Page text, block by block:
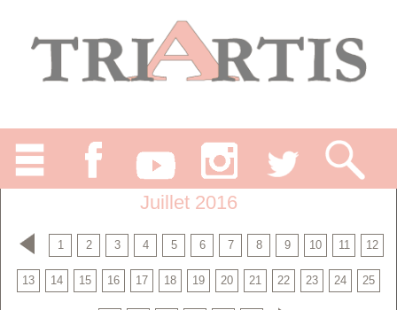
Juillet 2016
1 2 3 4 5 6 7 8 9 10 11 12
13 14 15 16 17 18 19 20 21 22 23 24 25